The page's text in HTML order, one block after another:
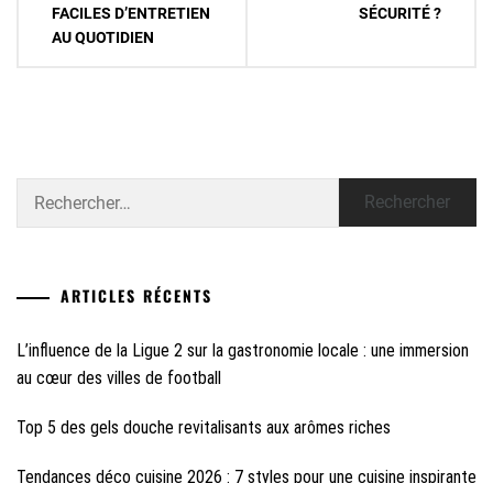
FACILES D’ENTRETIEN
AU QUOTIDIEN
SÉCURITÉ ?
ARTICLES RÉCENTS
L’influence de la Ligue 2 sur la gastronomie locale : une immersion
au cœur des villes de football
Top 5 des gels douche revitalisants aux arômes riches
Tendances déco cuisine 2026 : 7 styles pour une cuisine inspirante